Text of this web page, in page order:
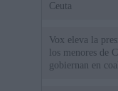
Ceuta
Vox eleva la
los menores de
gobiernan en